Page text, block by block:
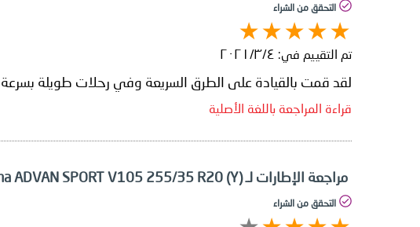
التحقق من الشراء
تم التقييم في: ٤‏/٣‏/٢٠٢١
لقد قمت بالقيادة على الطرق السريعة وفي رحلات طويلة بسرعة
قراءة المراجعة باللغة الأصلية
مراجعة الإطارات لـ Yokohama ADVAN SPORT V105 255/35 R20 (Y)
التحقق من الشراء